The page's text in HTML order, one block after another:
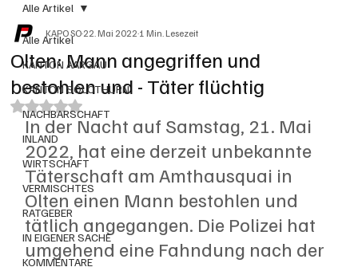
Alle Artikel
KANTON AARGAU
KANTON SOLOTHURN
NACHBARSCHAFT
INLAND
WIRTSCHAFT
VERMISCHTES
RATGEBER
IN EIGENER SACHE
KOMMENTARE
Alle Artikel
Olten: Mann angegriffen und
bestohlen und - Täter flüchtig
KAPO SO22. Mai 20221 Min. Lesezeit
Mit NaN von 5 Sternen bewertet.
In der Nacht auf Samstag, 21. Mai
2022, hat eine derzeit unbekannte
Täterschaft am Amthausquai in
Olten einen Mann bestohlen und
tätlich angegangen. Die Polizei hat
umgehend eine Fahndung nach der